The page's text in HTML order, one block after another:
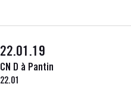
22.01.19
CN D à Pantin
22.01